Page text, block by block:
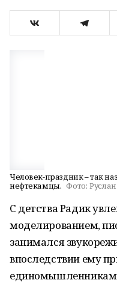
Человек-праздник – так
нефтекамцы. Фото:
С детства Радик
моделированием,
занимался
впоследствии ему